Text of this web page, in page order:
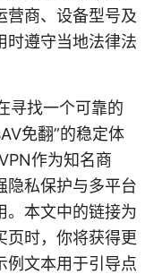
营商、设备型号及
时遵守当地法律法
寻找一个可靠的
免翻”的稳定体
作为知名商
隐私保护与多平台
。本文中的链接为
页时，你将获得更
例文本用于引导点